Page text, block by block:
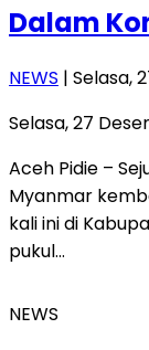
Dalam
NEWS | Selasa,
Selasa, 27
Aceh Pidie –
Myanmar
kali ini di
pukul…
NEWS